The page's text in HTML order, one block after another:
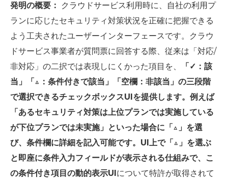
発明の概要：
クラウドサービス利用時に、自社の利用プ
ランに応じたセキュリティ対策状況を正確に把握できる
よう工夫されたユーザーインターフェースです。クラウ
ドサービス事業者が質問票に回答する際、従来は「対応/
非対応」の二択では表現しにくかった項目を、
「✓：該
当」「△：条件付きで該当」「空欄：非該当」の三段階
で選択できるチェックボックスUIを提供します。例えば
「あるセキュリティ対策は上位プランでは実施している
が下位プランでは未実施」といった場合に「△」を選
び、条件欄に詳細を記入可能です。UI上で「△」を選ぶ
と即座に条件入力フィールドが表示される仕組みで、こ
の条件付き項目の動的表示UI について特許が取得されて